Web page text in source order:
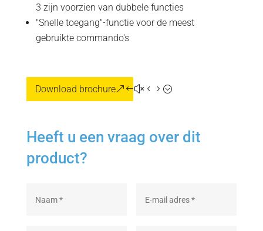
3 zijn voorzien van dubbele functies
"Snelle toegang"-functie voorde meest
gebruikte commando's
Download brochure
Heeft u een vraag over dit
product?